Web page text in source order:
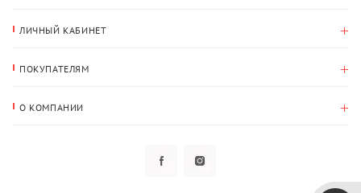
ЛИЧНЫЙ КАБИНЕТ
Адрес для доставки
ПОКУПАТЕЛЯМ
О КОМПАНИИ
Политика конфиденциальности